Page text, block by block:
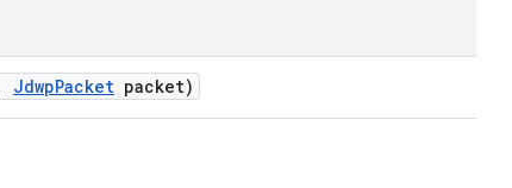
JdwpPacket packet)